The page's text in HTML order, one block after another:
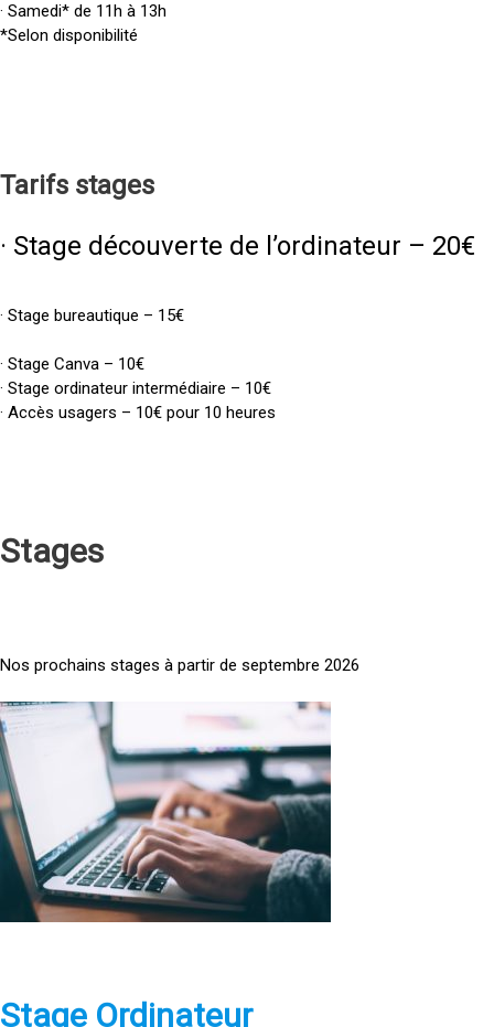
· Samedi* de 11h à 13h
*Selon disponibilité
Tarifs stages
· Stage découverte de l’ordinateur – 20€
· Stage bureautique – 15€
· Stage Canva – 10€
· Stage ordinateur intermédiaire – 10€
· Accès usagers – 10€ pour 10 heures
Stages
Nos prochains stages à partir de septembre 2026
<
a
h
e
f
pStage Ordinateur